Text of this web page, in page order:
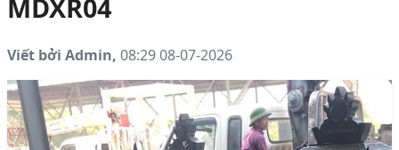
MDXR04
Viết bởi Admin, 08:29 08-07-2026